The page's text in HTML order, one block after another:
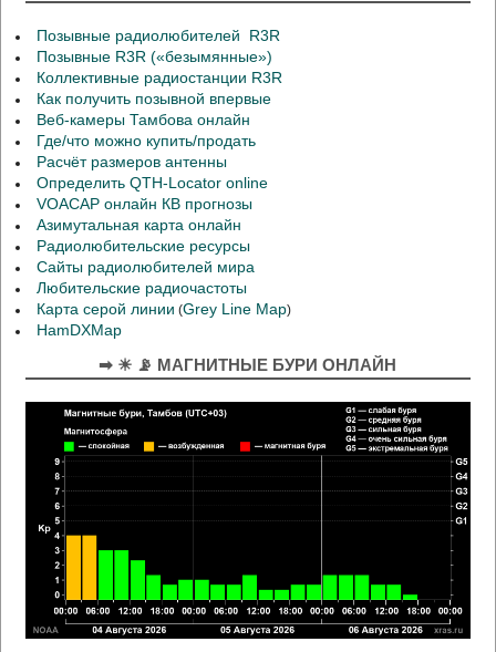
Позывные радиолюбителей R3R
Позывные R3R («безымянные»)
Коллективные радиостанции R3R
Как получить позывной впервые
Веб-камеры Тамбова онлайн
Где/что можно купить/продать
Расчёт размеров антенны
Определить QTH-Locator online
VOACAP онлайн КВ прогнозы
Азимутальная карта онлайн
Радиолюбительские ресурсы
Сайты радиолюбителей мира
Любительские радиочастоты
Карта серой линии (Grey Line Map)
HamDXMap
➡ ☀ 📡 МАГНИТНЫЕ БУРИ ОНЛАЙН